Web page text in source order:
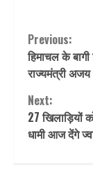
Previous:
हिमाचल के
राज्यमंत्री
Next:
27 खिलाड़ियों
धामी आज देंगे